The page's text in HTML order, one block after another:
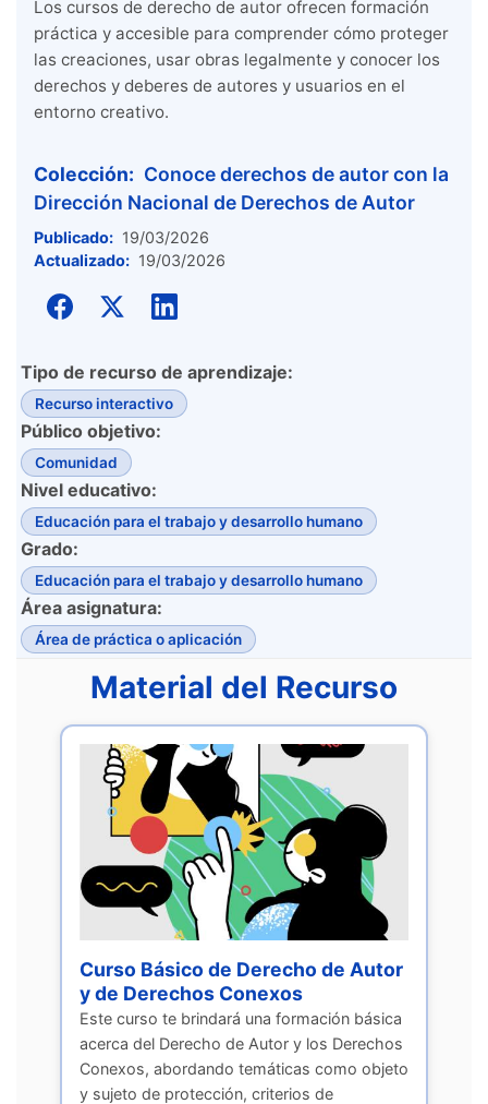
Los cursos de derecho de autor ofrecen formación
práctica y accesible para comprender cómo proteger
las creaciones, usar obras legalmente y conocer los
derechos y deberes de autores y usuarios en el
entorno creativo.
Colección: Conoce derechos de autor con la
Dirección Nacional de Derechos de Autor
Publicado: 19/03/2026
Actualizado: 19/03/2026
Tipo de recurso de aprendizaje:
Recurso interactivo
Público objetivo:
Comunidad
Nivel educativo:
Educación para el trabajo y desarrollo humano
Grado:
Educación para el trabajo y desarrollo humano
Área asignatura:
Área de práctica o aplicación
Material del Recurso
Curso Básico de Derecho de Autor
y de Derechos Conexos
Este curso te brindará una formación básica
acerca del Derecho de Autor y los Derechos
Conexos, abordando temáticas como objeto
y sujeto de protección, criterios de